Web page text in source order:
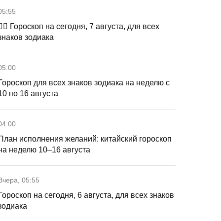
Гороскоп на сегодня, 7 августа, для всех
зодиака
для всех знаков зодиака на неделю с
по 16 августа
исполнения желаний: китайский гороскоп
неделю 10–16 августа
05:55
на сегодня, 6 августа, для всех знаков